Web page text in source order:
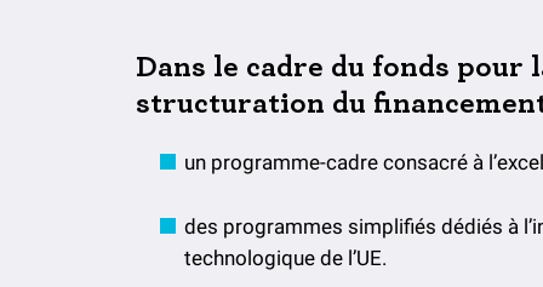
Dans le cadre du fonds
structuration du
un programme-cadre consacré à
des programmes simplifiés dédiés à
technologique de l’UE.